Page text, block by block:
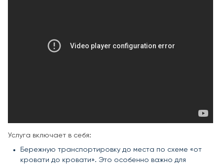
Услуга включает в себя:
Бережную транспортировку до места по схеме «от
кровати до кровати». Это особенно важно для